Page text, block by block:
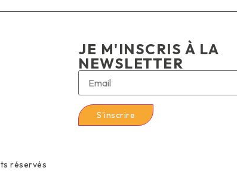
JE M'INSCRIS À LA
NEWSLETTER
réservés